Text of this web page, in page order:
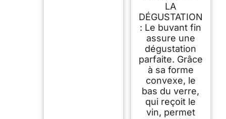
LA
DÉGUSTATION
: Le buvant fin
assure une
dégustation
parfaite. Grâce
à sa forme
convexe, le
bas du verre,
qui reçoit le
vin, permet